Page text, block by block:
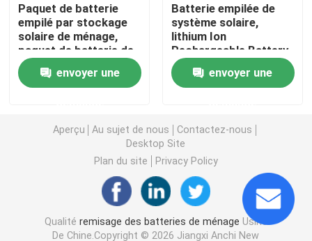
batterie de 48v Lifepo4
batterie de chariot de golf 48V
Batterie de stockage d'énergie solaire
Batterie au lithium de stockage de l'énergie
Batterie de stockage LiFePO4
Paquet de batterie
empilé par stockage
solaire de ménage,
paquet de batterie de
Lifepo4 48v 100ah
envoyer une
Batterie empilée de
système solaire,
lithium Ion
Rechargeable Battery
du CEI
envoyer une
Aperçu Au sujet de nous
Contactez-nous
Desktop Site
Plan du site
Privacy Policy
Qualité remisage des batteries de ménage Usine
De Chine.Copyright © 2026 Jiangxi Anchi New